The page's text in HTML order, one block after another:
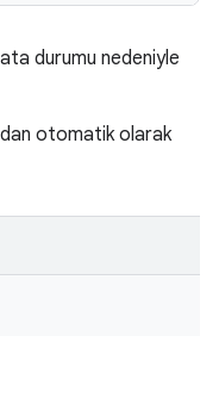
durumu nedeniyle
otomatik olarak